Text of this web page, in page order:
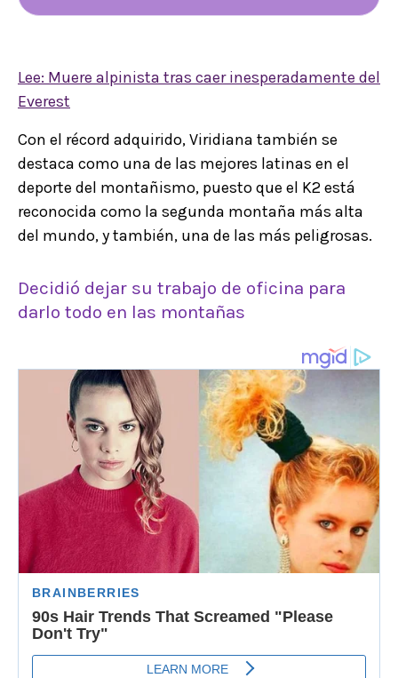
Lee: Muere alpinista tras caer inesperadamente del
Everest
Con el récord adquirido, Viridiana también se
destaca como una de las mejores latinas en el
deporte del montañismo, puesto que el K2 está
reconocida como la segunda montaña más alta
del mundo, y también, una de las más peligrosas.
Decidió dejar su trabajo de oficina para
darlo todo en las montañas